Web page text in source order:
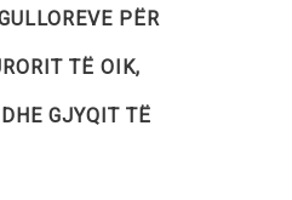
PËR
TË OIK,
GJYQIT TË